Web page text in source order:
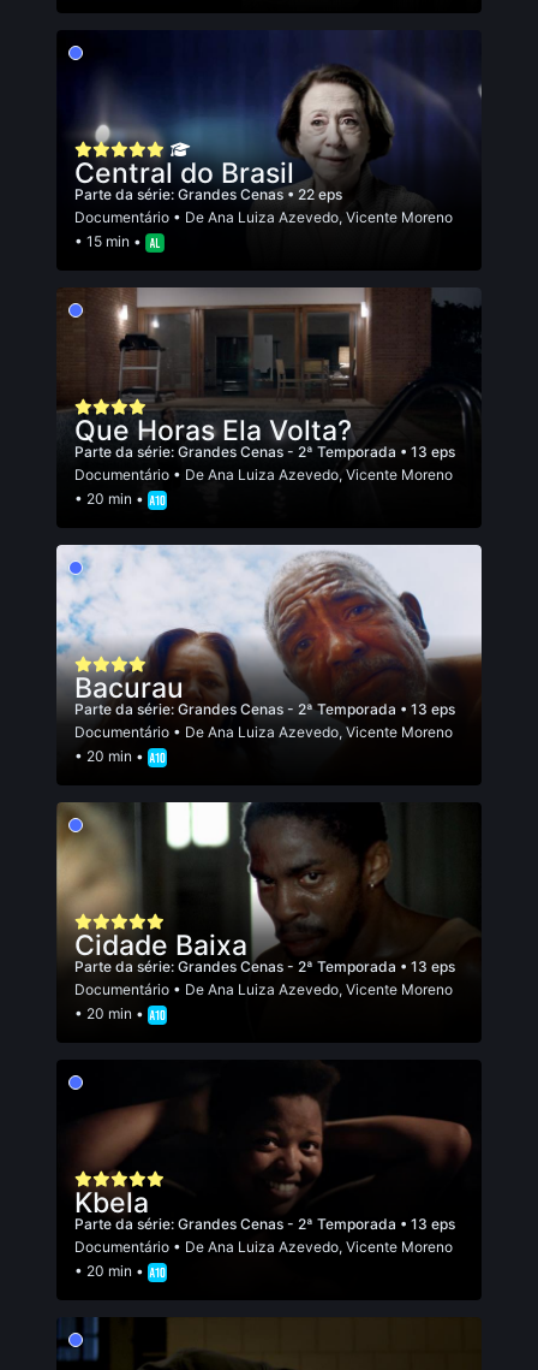
Central do Brasil
Parte da série: Grandes Cenas • 22 eps
Documentário • De Ana Luiza Azevedo, Vicente Moreno
• 15 min •
Que Horas Ela Volta?
Parte da série: Grandes Cenas - 2ª Temporada • 13 eps
Documentário • De Ana Luiza Azevedo, Vicente Moreno
• 20 min •
Bacurau
Parte da série: Grandes Cenas - 2ª Temporada • 13 eps
Documentário • De Ana Luiza Azevedo, Vicente Moreno
• 20 min •
Cidade Baixa
Parte da série: Grandes Cenas - 2ª Temporada • 13 eps
Documentário • De Ana Luiza Azevedo, Vicente Moreno
• 20 min •
Kbela
Parte da série: Grandes Cenas - 2ª Temporada • 13 eps
Documentário • De Ana Luiza Azevedo, Vicente Moreno
• 20 min •